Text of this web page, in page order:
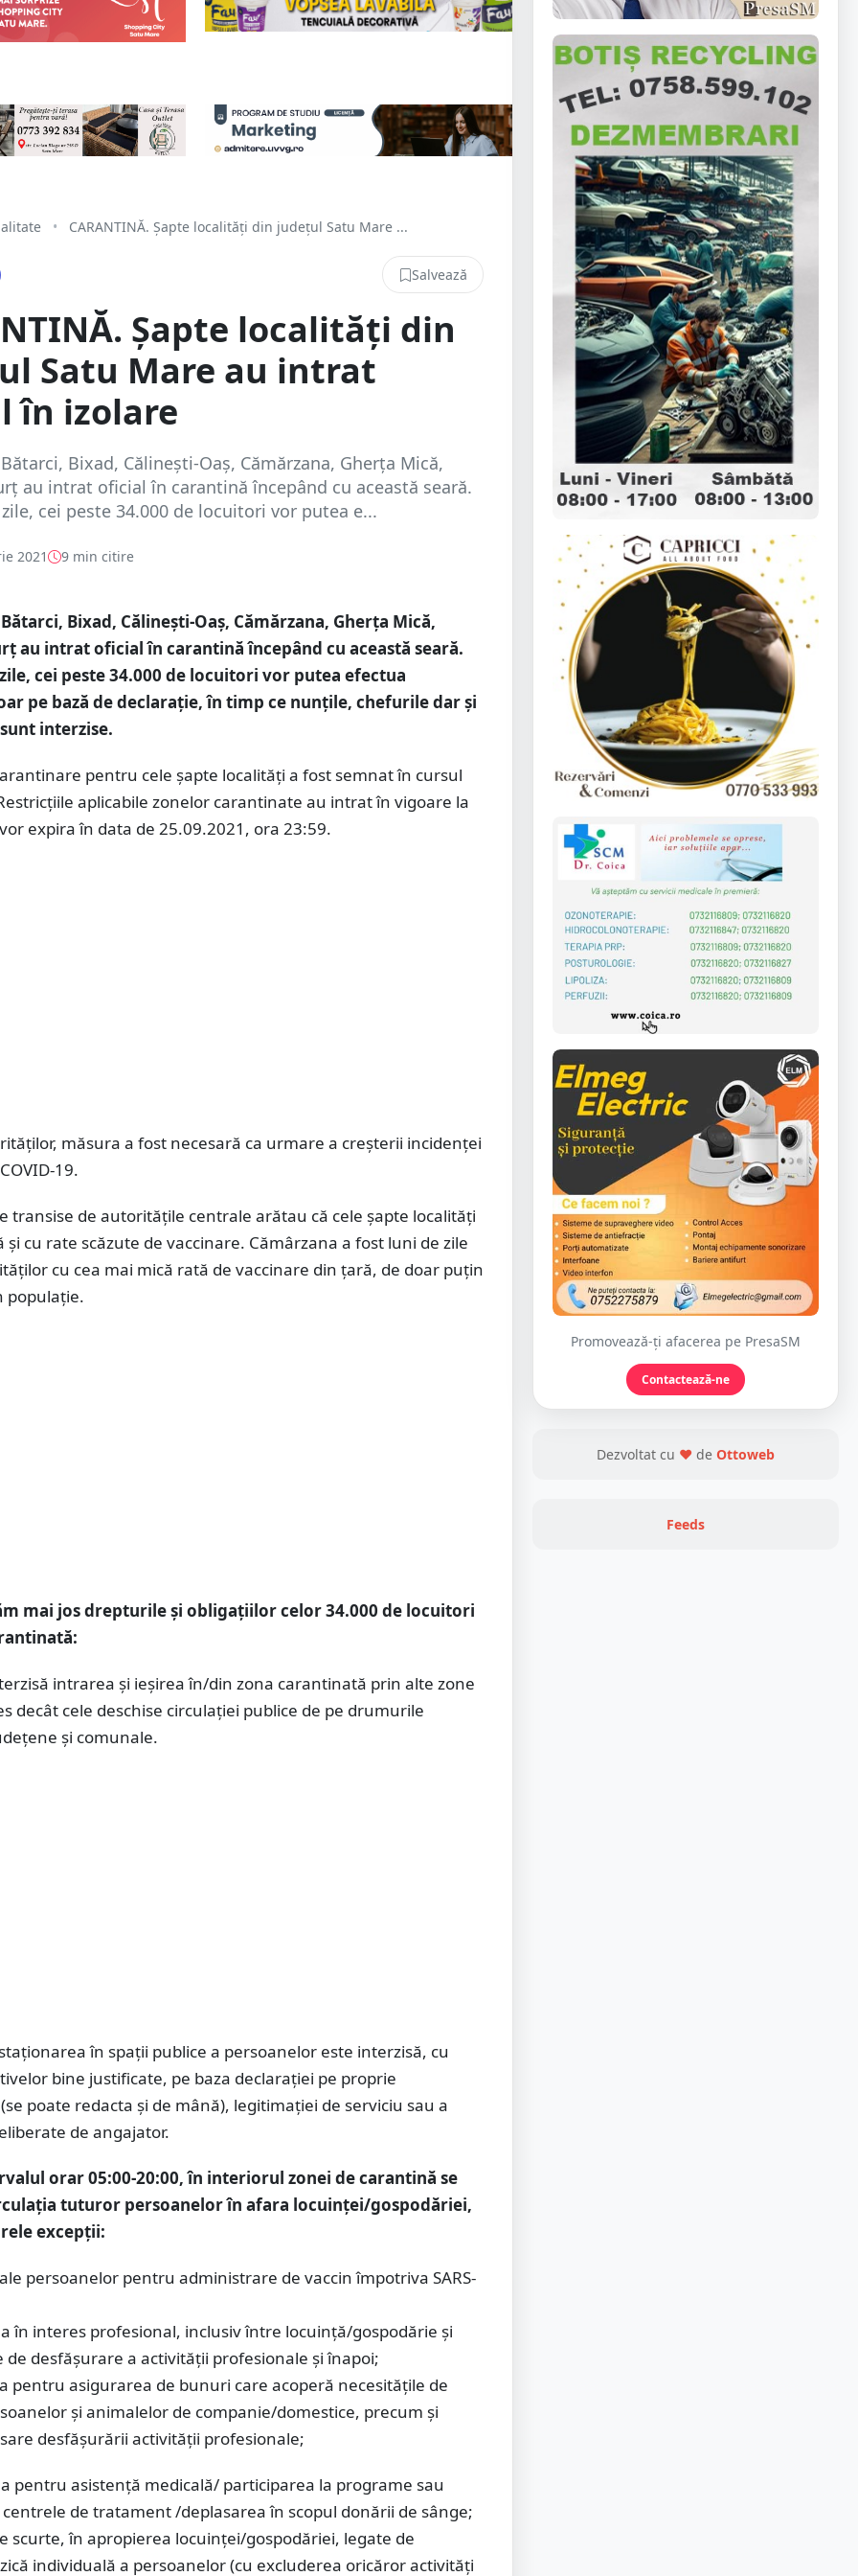
• CARANTINĂ. Șapte localități din județul Satu Mare ...
Salvează
Șapte localități din
Satu Mare au intrat
în izolare
Bixad, Călinești-Oaș, Cămărzana, Gherța Mică,
au intrat oficial în carantină începând cu această seară.
cei peste 34.000 de locuitori vor putea e...
2021 9 min citire
Bixad, Călinești-Oaș, Cămărzana, Gherța Mică,
au intrat oficial în carantină începând cu această seară.
cei peste 34.000 de locuitori vor putea efectua
pe bază de declarație, în timp ce nunțile, chefurile dar și
interzise.
pentru cele șapte localități a fost semnat în cursul
aplicabile zonelor carantinate au intrat în vigoare la
expira în data de 25.09.2021, ora 23:59.
măsura a fost necesară ca urmare a creșterii incidenței
19.
transise de autoritățile centrale arătau că cele șapte localități
cu rate scăzute de vaccinare. Cămârzana a fost luni de zile
cu cea mai mică rată de vaccinare din țară, de doar puțin
populație.
mai jos drepturile și obligațiilor celor 34.000 de locuitori
intrarea și ieşirea în/din zona carantinată prin alte zone
decât cele deschise circulaţiei publice de pe drumurile
şi comunale.
în spaţii publice a persoanelor este interzisă, cu
bine justificate, pe baza declaraţiei pe proprie
poate redacta şi de mână), legitimaţiei de serviciu sau a
de angajator.
orar 05:00-20:00, în interiorul zonei de carantină se
tuturor persoanelor în afara locuinţei/gospodăriei,
excepţii:
persoanelor pentru administrare de vaccin împotriva SARS-
în interes profesional, inclusiv între locuinţă/gospodărie şi
de desfăşurare a activităţii profesionale şi înapoi;
pentru asigurarea de bunuri care acoperă necesităţile de
şi animalelor de companie/domestice, precum şi
desfăşurării activităţii profesionale;
pentru asistenţă medicală/ participarea la programe sau
de tratament /deplasarea în scopul donării de sânge;
scurte, în apropierea locuinţei/gospodăriei, legate de
individuală a persoanelor (cu excluderea oricăror activităţi
Promovează-ți afacerea pe PresaSM
Contactează-ne
Dezvoltat cu ❤ de Ottoweb
Feeds